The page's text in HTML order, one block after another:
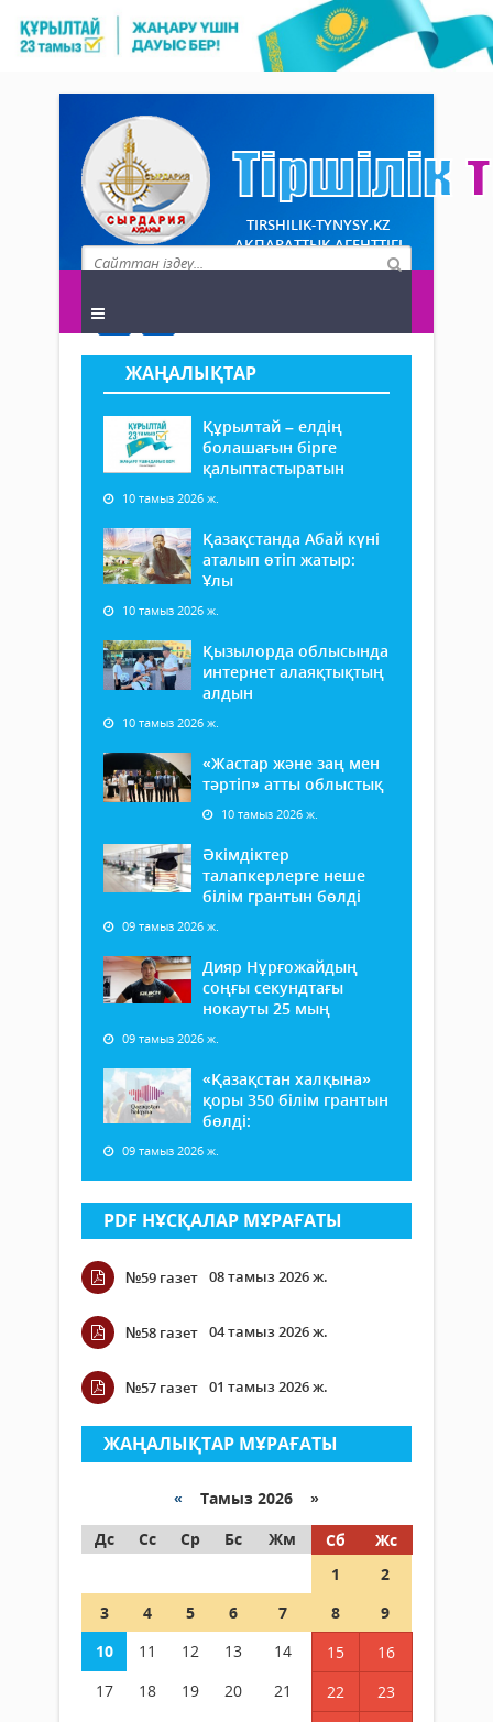
TIRSHILIK-TYNYSY.KZ
АҚПАРАТТЫҚ АГЕНТТІГІ
ЖАҢАЛЫҚТАР
Құрылтай – елдің
болашағын бірге
қалыптастыратын
10 тамыз 2026 ж.
Қазақстанда Абай күні
аталып өтіп жатыр:
Ұлы
10 тамыз 2026 ж.
Қызылорда облысында
интернет алаяқтықтың
алдын
10 тамыз 2026 ж.
«Жастар және заң мен
тәртіп» атты облыстық
10 тамыз 2026 ж.
Әкімдіктер
талапкерлерге неше
білім грантын бөлді
09 тамыз 2026 ж.
Дияр Нұрғожайдың
соңғы секундтағы
нокауты 25 мың
09 тамыз 2026 ж.
«Қазақстан халқына»
қоры 350 білім грантын
бөлді:
09 тамыз 2026 ж.
PDF НҰСҚАЛАР МҰРАҒАТЫ
№59 газет 08 тамыз 2026 ж.
№58 газет 04 тамыз 2026 ж.
№57 газет 01 тамыз 2026 ж.
ЖАҢАЛЫҚТАР МҰРАҒАТЫ
« Тамыз 2026 »
Дс
Сс Ср Бс Жм Сб
Жс
1
2
3
4 5 6 7 8
9
10
11 12 13 14 15
16
17
18 19 20 21 22
23